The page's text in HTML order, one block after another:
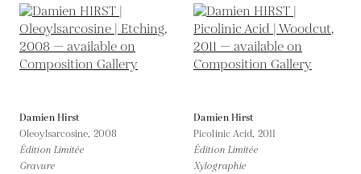
Damien Hirst
Oleoylsarcosine, 2008
Édition Limitée
Gravure
Damien Hirst
Picolinic Acid, 2011
Édition Limitée
Xylographie